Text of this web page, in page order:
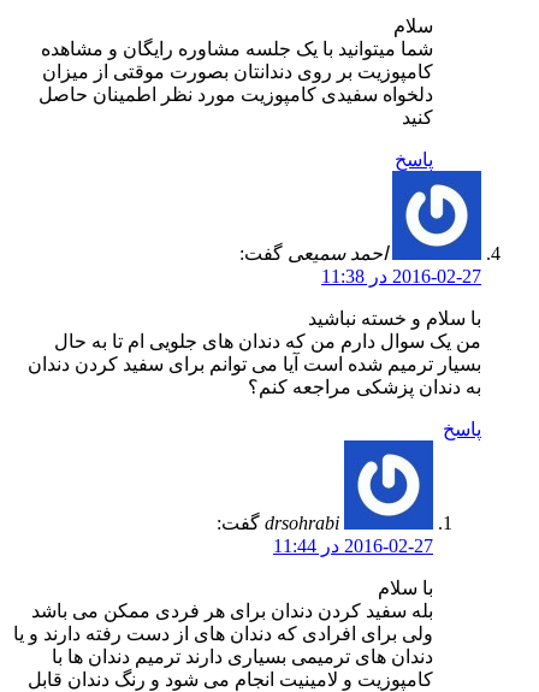
سلام
شما میتوانید با یک جلسه مشاوره رایگان و مشاهده
کامپوزیت بر روی دندانتان بصورت موقتی از میزان
دلخواه سفیدی کامپوزیت مورد نظر اطمینان حاصل
کنید
پاسخ
احمد سمیعی گفت:
2016-02-27 در 11:38
با سلام و خسته نباشید
من یک سوال دارم من که دندان های جلویی ام تا به حال
بسیار ترمیم شده است آیا می توانم برای سفید کردن دندان
به دندان پزشکی مراجعه کنم؟
پاسخ
drsohrabi گفت:
2016-02-27 در 11:44
با سلام
بله سفید کردن دندان برای هر فردی ممکن می باشد
ولی برای افرادی که دندان های از دست رفته دارند و یا
دندان های ترمیمی بسیاری دارند ترمیم دندان ها با
کامپوزیت و لامینیت انجام می شود و رنگ دندان قابل